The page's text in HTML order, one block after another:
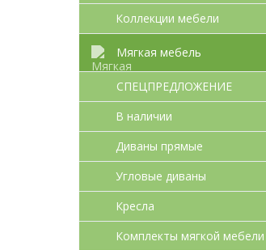
Коллекции мебели
Мягкая мебель
СПЕЦПРЕДЛОЖЕНИЕ
В наличии
Диваны прямые
Угловые диваны
Кресла
Комплекты мягкой мебели